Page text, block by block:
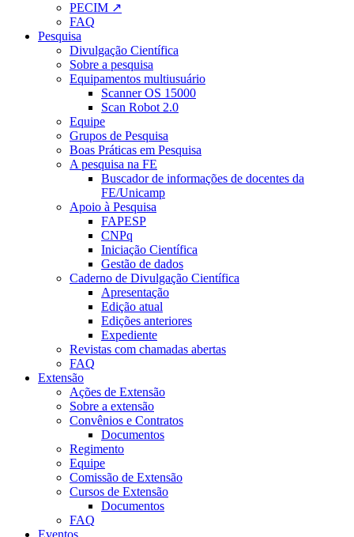
PECIM ↗
FAQ
Pesquisa
Divulgação Científica
Sobre a pesquisa
Equipamentos multiusuário
Scanner OS 15000
Scan Robot 2.0
Equipe
Grupos de Pesquisa
Boas Práticas em Pesquisa
A pesquisa na FE
Buscador de informações de docentes da
FE/Unicamp
Apoio à Pesquisa
FAPESP
CNPq
Iniciação Científica
Gestão de dados
Caderno de Divulgação Científica
Apresentação
Edição atual
Edições anteriores
Expediente
Revistas com chamadas abertas
FAQ
Extensão
Ações de Extensão
Sobre a extensão
Convênios e Contratos
Documentos
Regimento
Equipe
Comissão de Extensão
Cursos de Extensão
Documentos
FAQ
Eventos